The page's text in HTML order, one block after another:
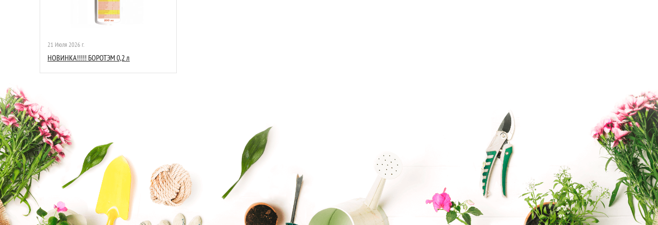
21 Июля 2026 г.
НОВИНКА!!!!! БОРОТЭМ 0,2 л